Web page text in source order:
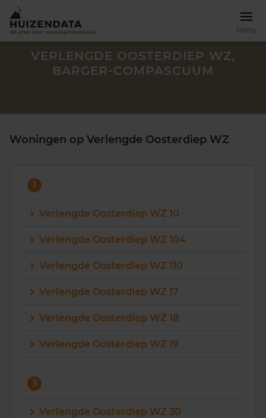
Menu
Zoek een woning
Vragen? Neem contact met ons op
088 220 4200
VERLENGDE OOSTERDIEP WZ,
BARGER-COMPASCUUM
Woningen op Verlengde Oosterdiep WZ
1
Verlengde Oosterdiep WZ 10
Verlengde Oosterdiep WZ 104
Verlengde Oosterdiep WZ 110
Verlengde Oosterdiep WZ 17
Verlengde Oosterdiep WZ 18
Verlengde Oosterdiep WZ 19
3
Verlengde Oosterdiep WZ 30